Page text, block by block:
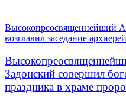
Высокопреосвященнейший
возглавил заседание
Задонский совершил
праздника в храме